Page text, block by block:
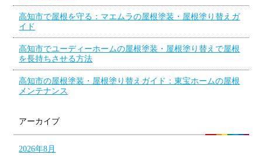
高知市で屋根を守る：マエムラの屋根塗装・屋根塗り替えガ
イド
高知市でユーディーホームの屋根塗装・屋根塗り替えで屋根
を長持ちさせる方法
高知市の屋根塗装・屋根塗り替えガイド：東宝ホームの屋根
メンテナンス
アーカイブ
2026年8月